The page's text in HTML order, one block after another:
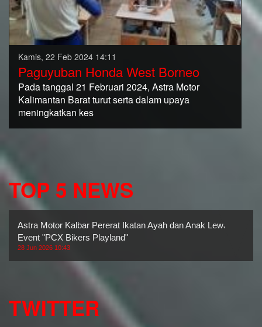
Kamis, 22 Feb 2024 14:11
Paguyuban Honda West Borneo
Pada tanggal 21 Februari 2024, Astra Motor
Kalimantan Barat turut serta dalam upaya
meningkatkan kes
TOP 5 NEWS
Astra Motor Kalbar Pererat Ikatan Ayah dan Anak Lewat
Event "PCX Bikers Playland"
28 Jun 2026 10:43
TWITTER